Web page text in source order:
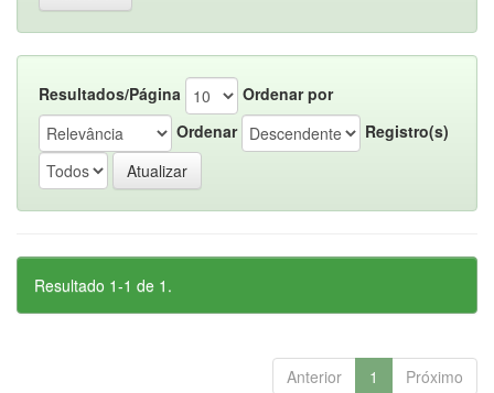
Resultados/Página
Ordenar por
Ordenar
Registro(s)
Resultado 1-1 de 1.
Anterior 1 Próximo